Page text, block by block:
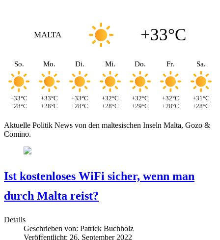
MALTA +33°C
So.
+33°C
+28°C
Mo.
+33°C
+28°C
Di.
+33°C
+28°C
Mi.
+32°C
+28°C
Do.
+32°C
+29°C
Fr.
+32°C
+28°C
Sa.
+31°C
+28°C
Aktuelle Politik News von den maltesischen Inseln Malta, Gozo &
Comino.
Ist kostenloses WiFi sicher, wenn man
durch Malta reist?
Details
Geschrieben von: Patrick Buchholz
Veröffentlicht: 26. September 2022